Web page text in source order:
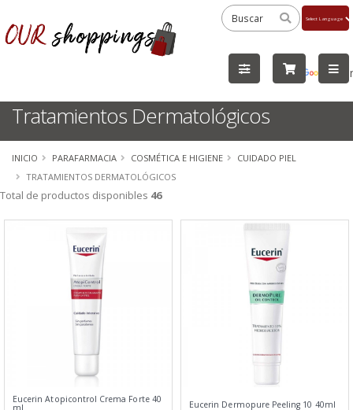
by
Tratamientos Dermatológicos
INICIO PARAFARMACIA COSMÉTICA E HIGIENE
CUIDADO PIEL
TRATAMIENTOS DERMATOLÓGICOS
Total de productos disponibles 46
Eucerin Atopicontrol Crema Forte 40
ml Eucerin Dermopure Peeling 10 40ml